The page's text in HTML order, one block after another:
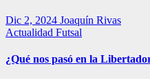
Dic 2, 2024 Joaquín Rivas
Actualidad Futsal
¿Qué nos pasó en la